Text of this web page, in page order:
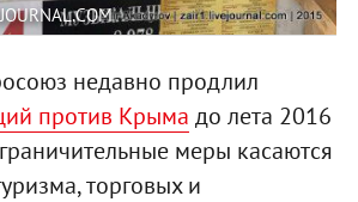
недавно продлил
против Крыма до лета 2016
меры касаются
торговых и